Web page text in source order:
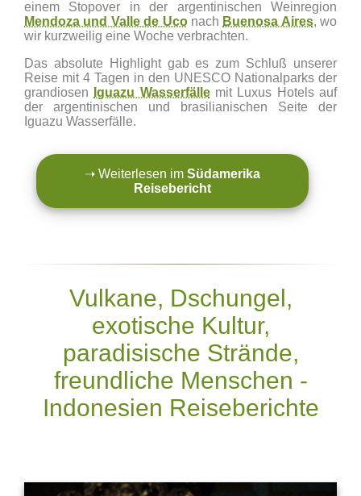
einem Stopover in der argentinischen Weinregion
Mendoza und Valle de Uconach Buenosa Aires, wo
wir kurzweilig eine Woche verbrachten.
Das absolute Highlight gab es zum Schluß unserer
Reise mit 4 Tagen in den UNESCO Nationalparks der
grandiosen
Iguazu Wasserfällemit Luxus Hotels auf
der argentinischen und brasilianischen Seite der
Iguazu Wasserfälle.
➝ Weiterlesen im Südamerika
Reisebericht
Vulkane, Dschungel,
exotische Kultur,
paradisische Strände,
freundliche Menschen -
Indonesien Reiseberichte